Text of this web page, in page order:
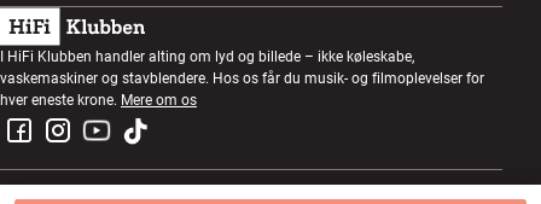
Handelsbetingelser
Privatlivspolitik
Kundeklub
Lytteaften
Konkurrencer
Job i HiFi Klubben
Gavekort
Byg med lyd
Montering og installation
I HiFi Klubben handler alting om lyd og billede – ikke køleskabe,
vaskemaskiner og stavblendere. Hos os får du musik- og filmoplevelser for
hver eneste krone. Mere om os